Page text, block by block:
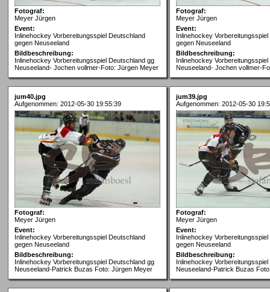
Fotograf:
Meyer Jürgen
Event:
Inlinehockey Vorbereitungsspiel Deutschland
gegen Neuseeland
Bildbeschreibung:
Inlinehockey Vorbereitungsspiel Deutschland gg
Neuseeland- Jochen vollmer-Foto: Jürgen Meyer
Fotograf:
Meyer Jürgen
Event:
Inlinehockey
gegen Neuseeland
Bildbeschreibung:
Inlinehockey
Neuseeland- Jochen vollmer-
jum40.jpg
Aufgenommen: 2012-05-30 19:55:39
Fotograf:
Meyer Jürgen
Event:
Inlinehockey Vorbereitungsspiel Deutschland
gegen Neuseeland
Bildbeschreibung:
Inlinehockey Vorbereitungsspiel Deutschland gg
Neuseeland-Patrick Buzas Foto: Jürgen Meyer
jum39.jpg
Aufgenommen: 2012-05-30
Fotograf:
Meyer Jürgen
Event:
Inlinehockey
gegen Neuseeland
Bildbeschreibung:
Inlinehockey
Neuseeland-Patrick Buzas